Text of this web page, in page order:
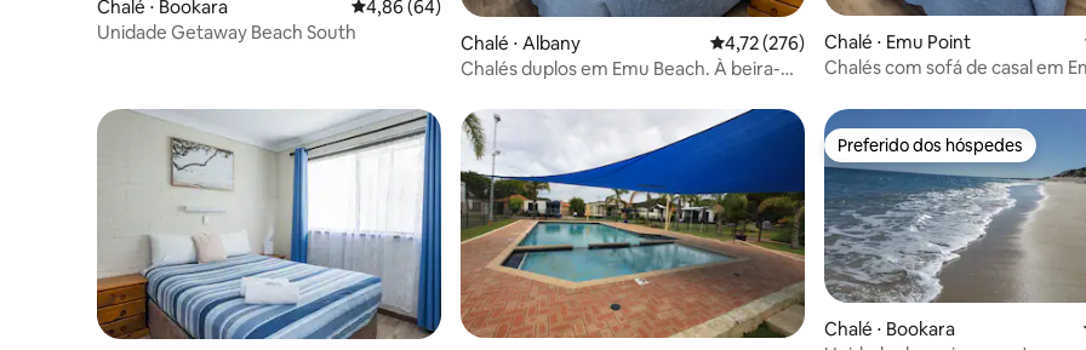
Chalé ⋅ Bookara 4,86 de uma avaliação média de 5, 64 avaliações
4,86 (64)
Unidade Getaway Beach South
Chalé ⋅ Albany 4,72 de uma avaliação média de 5, 276
4,72 (276)
Chalés duplos em Emu Beach. À beira-
Chalé ⋅ Emu Point
Chalés com sofá de casal em
Preferido dos hóspedes
Preferido dos hóspedes
Chalé ⋅ Bookara